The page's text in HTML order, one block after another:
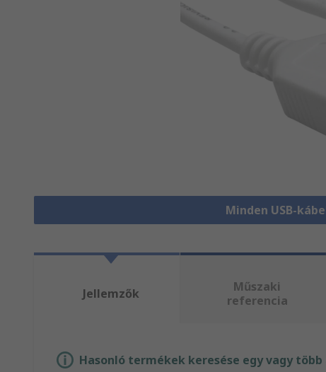
Minden USB-
Jellemzők
Műszaki
referencia
Hasonló termékek keresése egy vagy